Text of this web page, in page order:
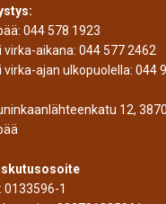
044 578 1923
virka-aikana: 044 577 2462
virka-ajan ulkopuolella: 044
12,
0133596-1